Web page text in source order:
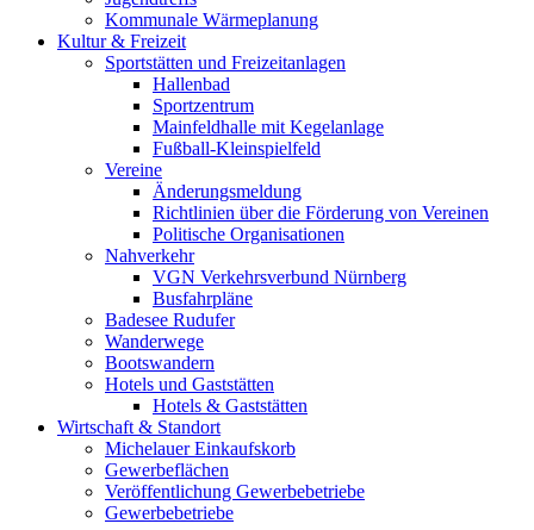
Kommunale Wärmeplanung
Kultur & Freizeit
Sportstätten und Freizeitanlagen
Hallenbad
Sportzentrum
Mainfeldhalle mit Kegelanlage
Fußball-Kleinspielfeld
Vereine
Änderungsmeldung
Richtlinien über die Förderung von Vereinen
Politische Organisationen
Nahverkehr
VGN Verkehrsverbund Nürnberg
Busfahrpläne
Badesee Rudufer
Wanderwege
Bootswandern
Hotels und Gaststätten
Hotels & Gaststätten
Wirtschaft & Standort
Michelauer Einkaufskorb
Gewerbeflächen
Veröffentlichung Gewerbebetriebe
Gewerbebetriebe